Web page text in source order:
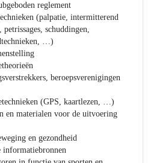
reglement
(palpatie, intermitterend
schuddingen,
…)
beroepsverenigingen
(GPS, kaartlezen, …)
en materialen voor de uitvoering
en gezondheid
informatiebronnen